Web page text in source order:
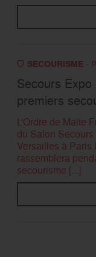
SECOURISME-
Secours
premiers
L'Ordre de Malte
du Salon
Versailles à Paris
rassemblera
secourisme [...]